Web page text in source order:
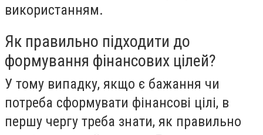
використанням.
Як правильно підходити до
формування фінансових цілей?
У тому випадку, якщо є бажання чи
потреба сформувати фінансові цілі, в
першу чергу треба знати, як правильно